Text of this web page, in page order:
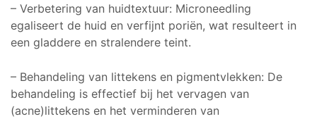
– Verbetering van huidtextuur: Microneedling
egaliseert de huid en verfijnt poriën, wat resulteert in
een gladdere en stralendere teint.
– Behandeling van littekens en pigmentvlekken: De
behandeling is effectief bij het vervagen van
(acne)littekens en het verminderen van